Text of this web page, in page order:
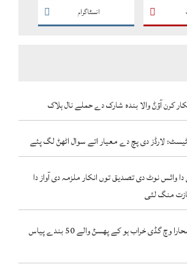
انسٹاگرام
کرن آؤݨ والا بندہ شارک دے حملے نال ہلاک
ٹیسٹ: لارڈز دی پچ دے معیار اتے سوال اٹھݨ لگ پئے
نوٹ دی تصدیق توں انکار ملزمہ دی آواز دا
منگ لئی
نائیجر دے صحرائے صحارا وچ گڈی خراب ہو کے پھسݨ والے 50 بندے پیاس